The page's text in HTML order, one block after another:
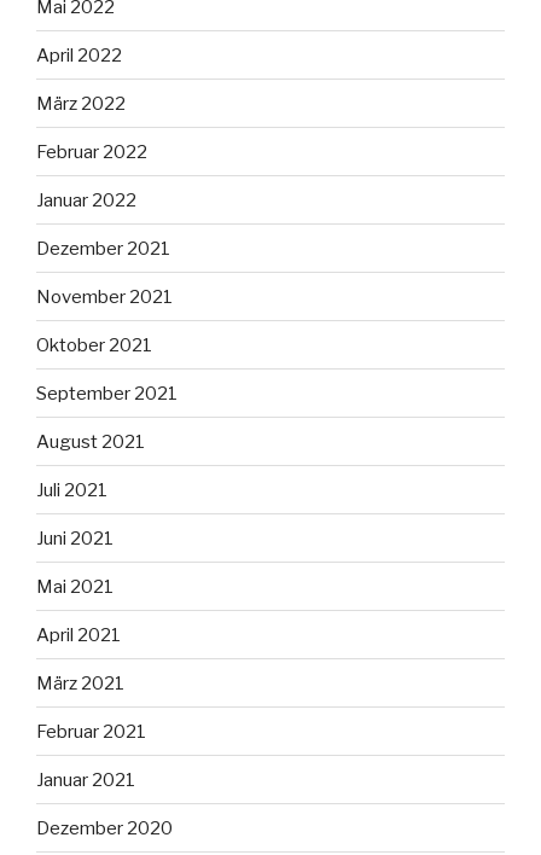
Mai 2022
April 2022
März 2022
Februar 2022
Januar 2022
Dezember 2021
November 2021
Oktober 2021
September 2021
August 2021
Juli 2021
Juni 2021
Mai 2021
April 2021
März 2021
Februar 2021
Januar 2021
Dezember 2020